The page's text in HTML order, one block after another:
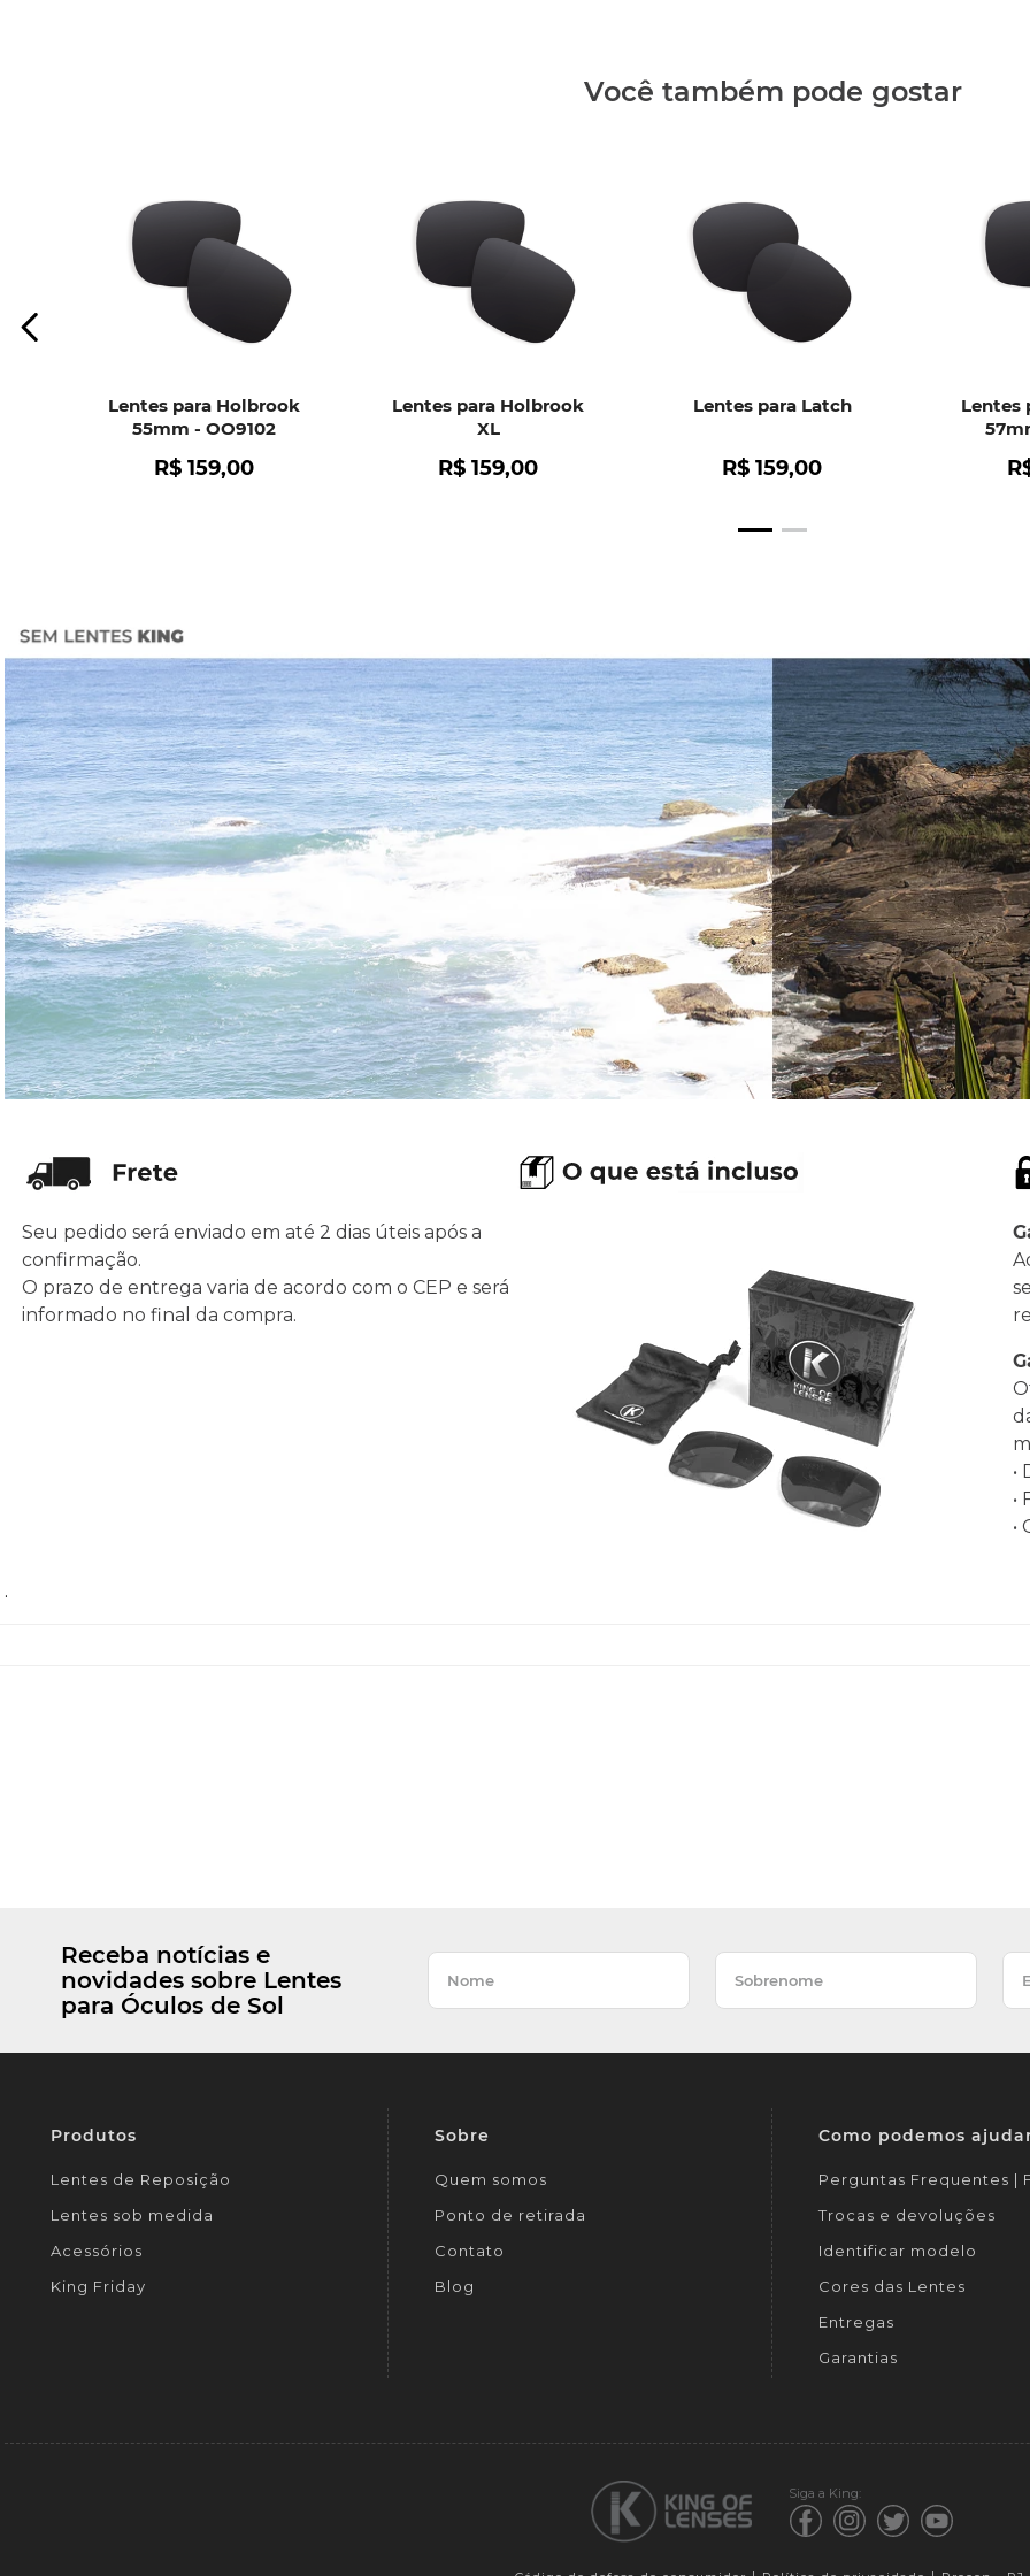
Você também pode gostar
Lentes para Holbrook
55mm - OO9102
R$ 159,00
Lentes para Holbrook
XL
R$ 159,00
Lentes para Latch
R$ 159,00
Lentes
Seu pedido será enviado em até 2 dias úteis após a
confirmação.
O prazo de entrega varia de acordo com o CEP e será
informado no final da compra.
•
•
•
.
Receba notícias e
novidades sobre Lentes
para Óculos de Sol
Produtos
Lentes de Reposição
Lentes sob medida
Acessórios
King Friday
Sobre
Quem somos
Ponto de retirada
Contato
Blog
Como podemos
Perguntas Frequentes |
Trocas e devoluções
Identificar modelo
Cores das Lentes
Entregas
Garantias
Siga a King: